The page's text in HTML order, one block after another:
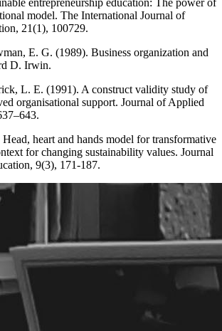
entrepreneurship education: The power of
model. The International Journal of
21(1), 100729.
E. G. (1989). Business organization and
D. Irwin.
L. E. (1991). A construct validity study of
organisational support. Journal of Applied
heart and hands model for transformative
for changing sustainability values. Journal
9(3), 171-187.